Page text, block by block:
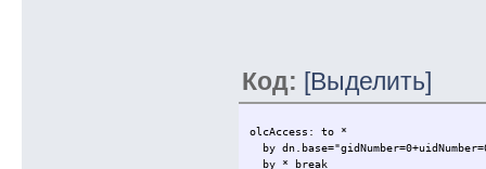
Код: [Выделить]
olcAccess: to *
by
by * break